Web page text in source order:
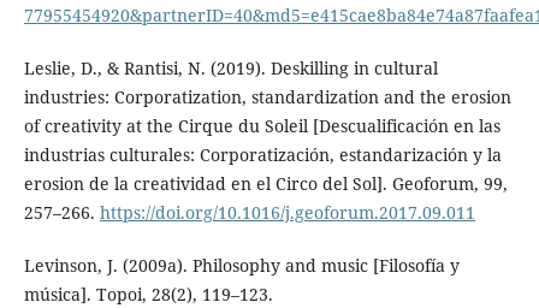
Leslie, D., & Rantisi, N. (2019). Deskilling in cultural
industries: Corporatization, standardization and the erosion
of creativity at the Cirque du Soleil [Descualificación en las
industrias culturales: Corporatización, estandarización y la
erosion de la creatividad en el Circo del Sol]. Geoforum, 99,
257–266. https://doi.org/10.1016/j.geoforum.2017.09.011
Levinson, J. (2009a). Philosophy and music [Filosofía y
música]. Topoi, 28(2), 119–123.